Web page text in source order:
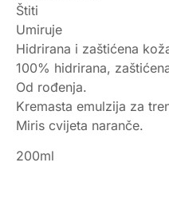
Štiti
Umiruje
Hidrirana i zaštićena
100% hidrirana,
Od rođenja.
Kremasta emulzija za
Miris cvijeta naranče.
200ml